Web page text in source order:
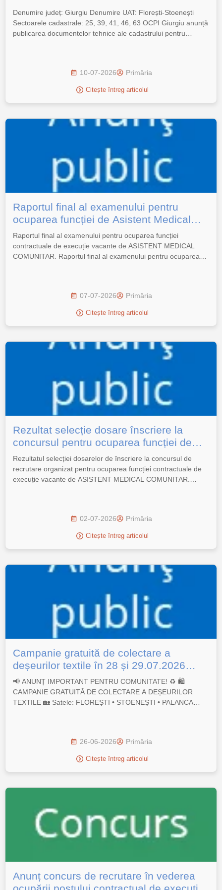
Denumire județ: Giurgiu Denumire UAT: Florești-Stoenești
Sectoarele cadastrale: 25, 39, 41, 46, 63 OCPI Giurgiu anunță
publicarea documentelor tehnice ale cadastrului pentru
10-07-2026 Primăria
Citește întreg articolul
Raportul final al examenului pentru
ocuparea funcției de Asistent Medical
Comunitar
Raportul final al examenului pentru ocuparea funcției
contractuale de execuție vacante de ASISTENT MEDICAL
COMUNITAR. Raportul final al examenului pentru ocuparea
07-07-2026 Primăria
Citește întreg articolul
Rezultat selecție dosare înscriere la
concursul pentru ocuparea funcției de
Asistent Medical Comunitar
Rezultatul selecției dosarelor de înscriere la concursul de
recrutare organizat pentru ocuparea funcției contractuale de
execuție vacante de ASISTENT MEDICAL COMUNITAR.
02-07-2026 Primăria
Citește întreg articolul
Campanie gratuită de colectare a
deșeurilor textile în 28 și 29.07.2026
(orele 9-14).
📢 ANUNȚ IMPORTANT PENTRU COMUNITATE! ♻️ 🛍️
CAMPANIE GRATUITĂ DE COLECTARE A DEȘEURILOR
TEXTILE 🏡 Satele: FLOREȘTI • STOENEȘTI • PALANCA
Zilele: Palanca și Stoenești 28.07.2026 Florești – 29.07.2026
26-06-2026 Primăria
Citește întreg articolul
Anunț concurs de recrutare în vederea